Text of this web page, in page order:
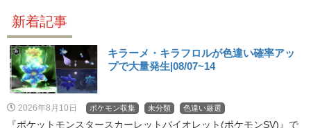
新着記事
キラーメ・キラフロルが色違い確率アッ
プで大量発生|08/07~14
2026年8月10日 ポケモン収集 未分類 色違い厳選
『ポケットモンスタースカーレットバイオレット(ポケモンSV)』で